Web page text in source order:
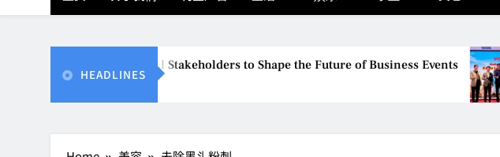
HEADLINES
2026 Unites Global Stakeholders to Shape the Future of Business Events